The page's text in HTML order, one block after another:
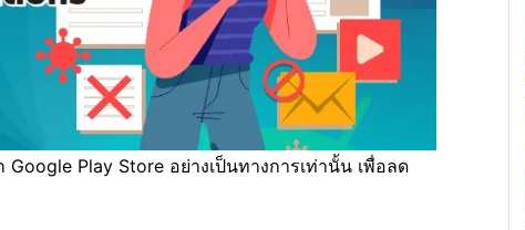
Play Store อย่างเป็นทางการเท่านั้น เพื่อลด